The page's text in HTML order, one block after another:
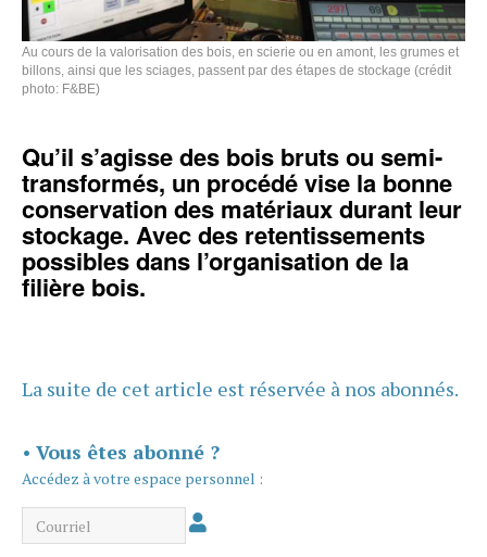
Au cours de la valorisation des bois, en scierie ou en amont, les grumes et
billons, ainsi que les sciages, passent par des étapes de stockage (crédit
photo: F&BE)
Qu’il s’agisse des bois bruts ou semi-
transformés, un procédé vise la bonne
conservation des matériaux durant leur
stockage. Avec des retentissements
possibles dans l’organisation de la
filière bois.
La suite de cet article est réservée à nos abonnés.
• Vous êtes abonné ?
Accédez à votre espace personnel :
Courriel